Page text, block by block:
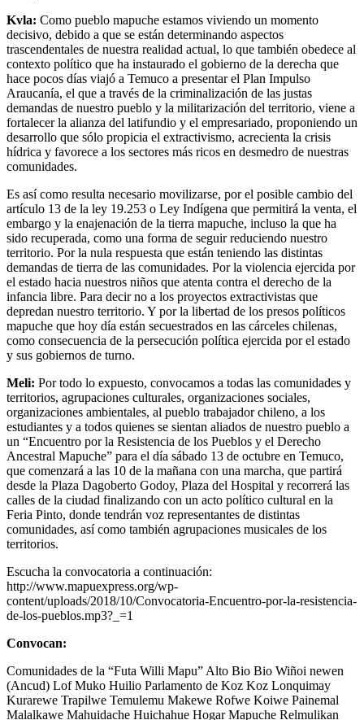
Kvla: Como pueblo mapuche estamos viviendo un momento
decisivo, debido a que se están determinando aspectos
trascendentales de nuestra realidad actual, lo que también obedece al
contexto político que ha instaurado el gobierno de la derecha que
hace pocos días viajó a Temuco a presentar el Plan Impulso
Araucanía, el que a través de la criminalización de las justas
demandas de nuestro pueblo y la militarización del territorio, viene a
fortalecer la alianza del latifundio y el empresariado, proponiendo un
desarrollo que sólo propicia el extractivismo, acrecienta la crisis
hídrica y favorece a los sectores más ricos en desmedro de nuestras
comunidades.
Es así como resulta necesario movilizarse, por el posible cambio del
artículo 13 de la ley 19.253 o Ley Indígena que permitirá la venta, el
embargo y la enajenación de la tierra mapuche, incluso la que ha
sido recuperada, como una forma de seguir reduciendo nuestro
territorio. Por la nula respuesta que están teniendo las distintas
demandas de tierra de las comunidades. Por la violencia ejercida por
el estado hacia nuestros niños que atenta contra el derecho de la
infancia libre. Para decir no a los proyectos extractivistas que
depredan nuestro territorio. Y por la libertad de los presos políticos
mapuche que hoy día están secuestrados en las cárceles chilenas,
como consecuencia de la persecución política ejercida por el estado
y sus gobiernos de turno.
Meli: Por todo lo expuesto, convocamos a todas las comunidades y
territorios, agrupaciones culturales, organizaciones sociales,
organizaciones ambientales, al pueblo trabajador chileno, a los
estudiantes y a todos quienes se sientan aliados de nuestro pueblo a
un “Encuentro por la Resistencia de los Pueblos y el Derecho
Ancestral Mapuche” para el día sábado 13 de octubre en Temuco,
que comenzará a las 10 de la mañana con una marcha, que partirá
desde la Plaza Dagoberto Godoy, Plaza del Hospital y recorrerá las
calles de la ciudad finalizando con un acto político cultural en la
Feria Pinto, donde tendrán voz representantes de distintas
comunidades, así como también agrupaciones musicales de los
territorios.
Escucha la convocatoria a continuación:
http://www.mapuexpress.org/wp-
content/uploads/2018/10/Convocatoria-Encuentro-por-la-resistencia-
de-los-pueblos.mp3?_=1
Convocan:
Comunidades de la “Futa Willi Mapu” Alto Bio Bio Wiñoi newen
(Ancud) Lof Muko Huilio Parlamento de Koz Koz Lonquimay
Kurarewe Trapilwe Temulemu Makewe Rofwe Koiwe Painemal
Malalkawe Mahuidache Huichahue Hogar Mapuche Relmulikan